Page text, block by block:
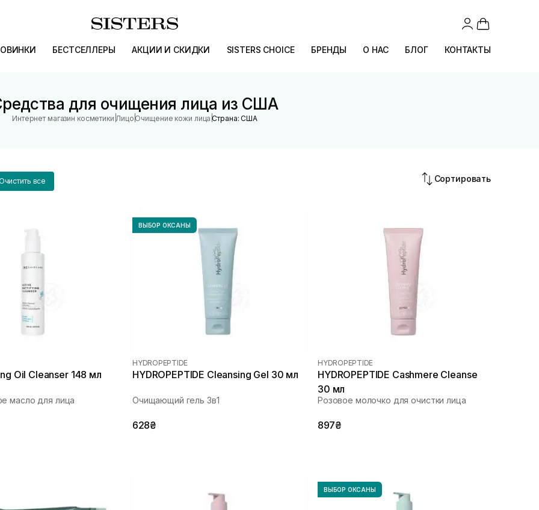
БЕСТСЕЛЛЕРЫ АКЦИИ И СКИДКИ SISTERS CHOICE БРЕНДЫ О НАС БЛОГ КОНТАКТЫ
для очищения лица из США
Интернет магазин косметики Лицо |Очищение кожи лица |Страна: США
все Сортировать
Oil Cleanser 148 мл
масло для лица
ВЫБОР ОКСАНЫ
HYDROPEPTIDE
HYDROPEPTIDE Cleansing Gel 30 мл
Очищающий гель 3в1
628₴
HYDROPEPTIDE
HYDROPEPTIDE Cashmere Cleanse
30 мл
Розовое молочко для очистки лица
897₴
ВЫБОР ОКСАНЫ